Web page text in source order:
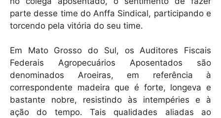
A
p
p
b
o
o
k
parte desse time do Anffa Sindical, participando e
torcendo pela vitória do seu time.
Em Mato Grosso do Sul, os Auditores Fiscais
Federais Agropecuários Aposentados são
denominados Aroeiras, em referência à
correspondente madeira que é forte, longeva e
bastante nobre, resistindo às intempéries e à
ação do tempo. Tais qualidades aliadas ao